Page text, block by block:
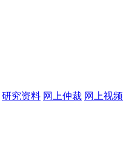
研究资料 网上仲裁 网上视频